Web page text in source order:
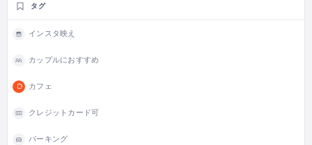
タグ
インスタ映え
カップルにおすすめ
カフェ
クレジットカード可
パーキング